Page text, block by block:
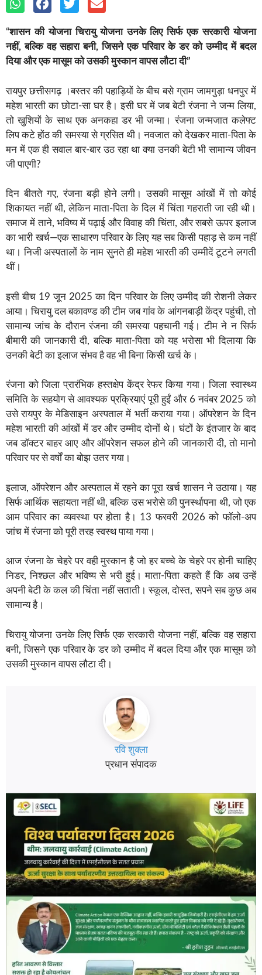
“शासन की योजना चिरायु योजना उनके लिए सिर्फ एक सरकारी योजना
नहीं, बल्कि वह सहारा बनी, जिसने एक परिवार के डर को उम्मीद में बदल
दिया और एक मासूम को उसकी मुस्कान वापस लौटा दी”
रायपुर छत्तीसगढ़ ।बस्तर की पहाड़ियों के बीच बसे ग्राम जामगुड़ा धनपुर में
महेश भारती का छोटा-सा घर है। इसी घर में जब बेटी रंजना ने जन्म लिया,
तो खुशियों के साथ एक अनकहा डर भी जन्मा। रंजना जन्मजात कलेफ्ट
लिप कटे होंठ की समस्या से ग्रसित थी। नवजात को देखकर माता-पिता के
मन में एक ही सवाल बार-बार उठ रहा था क्या उनकी बेटी भी सामान्य जीवन
जी पाएगी?
दिन बीतते गए, रंजना बड़ी होने लगी। उसकी मासूम आंखों में तो कोई
शिकायत नहीं थी, लेकिन माता-पिता के दिल में चिंता गहराती जा रही थी।
समाज में ताने, भविष्य में पढ़ाई और विवाह की चिंता, और सबसे ऊपर इलाज
का भारी खर्च—एक साधारण परिवार के लिए यह सब किसी पहाड़ से कम नहीं
था। निजी अस्पतालों के नाम सुनते ही महेश भारती की उम्मीदें टूटने लगती
थीं।
इसी बीच 19 जून 2025 का दिन परिवार के लिए उम्मीद की रोशनी लेकर
आया। चिरायु दल बकावण्ड की टीम जब गांव के आंगनबाड़ी केंद्र पहुंची, तो
सामान्य जांच के दौरान रंजना की समस्या पहचानी गई। टीम ने न सिर्फ
बीमारी की जानकारी दी, बल्कि माता-पिता को यह भरोसा भी दिलाया कि
उनकी बेटी का इलाज संभव है वह भी बिना किसी खर्च के।
रंजना को जिला प्रारंभिक हस्तक्षेप केंद्र रेफर किया गया। जिला स्वास्थ्य
समिति के सहयोग से आवश्यक प्रक्रियाएं पूरी हुईं और 6 नवंबर 2025 को
उसे रायपुर के मेडिसाइन अस्पताल में भर्ती कराया गया। ऑपरेशन के दिन
महेश भारती की आंखों में डर और उम्मीद दोनों थे। घंटों के इंतजार के बाद
जब डॉक्टर बाहर आए और ऑपरेशन सफल होने की जानकारी दी, तो मानो
परिवार पर से वर्षों का बोझ उतर गया।
इलाज, ऑपरेशन और अस्पताल में रहने का पूरा खर्च शासन ने उठाया। यह
सिर्फ आर्थिक सहायता नहीं थी, बल्कि उस भरोसे की पुनर्स्थापना थी, जो एक
आम परिवार का व्यवस्था पर होता है। 13 फरवरी 2026 को फॉलो-अप
जांच में रंजना को पूरी तरह स्वस्थ पाया गया।
आज रंजना के चेहरे पर वही मुस्कान है जो हर बच्चे के चेहरे पर होनी चाहिए
निडर, निश्छल और भविष्य से भरी हुई। माता-पिता कहते हैं कि अब उन्हें
अपनी बेटी के कल की चिंता नहीं सताती। स्कूल, दोस्त, सपने सब कुछ अब
सामान्य है।
चिरायु योजना उनके लिए सिर्फ एक सरकारी योजना नहीं, बल्कि वह सहारा
बनी, जिसने एक परिवार के डर को उम्मीद में बदल दिया और एक मासूम को
उसकी मुस्कान वापस लौटा दी।
रवि शुक्ला
प्रधान संपादक